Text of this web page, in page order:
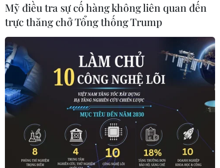
Đức cảnh báo nhiều trường hợp nhiễm
COVID-19 quay trở lại
18/09/2023 11:10
Bộ trưởng Bộ Y tế Đức Karl Lauterbach cho biết hiện
virus vẫn rất nguy hiểm và dịch bệnh còn kéo dài, sẽ có
rất nhiều trường hợp nhiễm COVID-19 trở lại vào mùa
Thu này, nhưng nước Đức đã chuẩn bị tốt.
Mỹ điều tra sự cố hàng không liên quan đến
trực thăng chở Tổng thống Trump